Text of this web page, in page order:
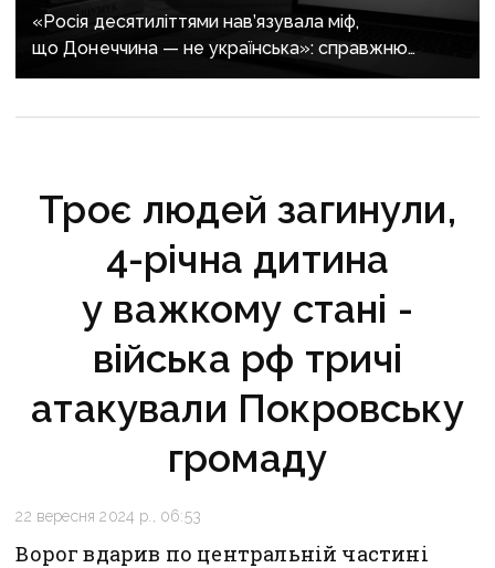
«Росія десятиліттями нав’язувала міф,
що Донеччина — не українська»: справжню
історію регіону зберуть в унікальному календарі
Троє людей загинули,
4-річна дитина
у важкому стані -
війська рф тричі
атакували Покровську
громаду
22 вересня 2024 р., 06:53
Ворог вдарив по центральній частині